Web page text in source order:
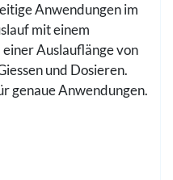
Anwendungen im
mit einem
Auslauflänge von
und Dosieren.
genaue Anwendungen.